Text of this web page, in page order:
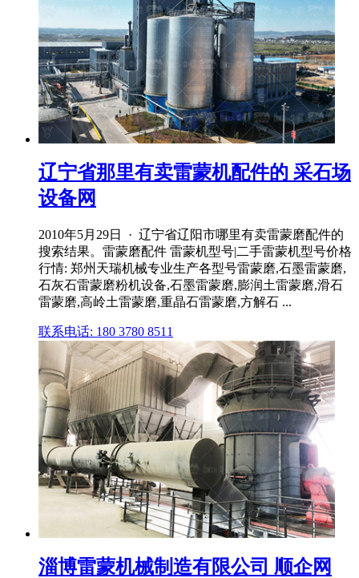
辽宁省那里有卖雷蒙机配件的 采石场
设备网
2010年5月29日 · 辽宁省辽阳市哪里有卖雷蒙磨配件的
搜索结果。雷蒙磨配件 雷蒙机型号|二手雷蒙机型号价格
行情: 郑州天瑞机械专业生产各型号雷蒙磨,石墨雷蒙磨,
石灰石雷蒙磨粉机设备,石墨雷蒙磨,膨润土雷蒙磨,滑石
雷蒙磨,高岭土雷蒙磨,重晶石雷蒙磨,方解石 ...
联系电话: 180 3780 8511
淄博雷蒙机械制造有限公司 顺企网